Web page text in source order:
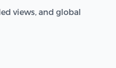
views, and global